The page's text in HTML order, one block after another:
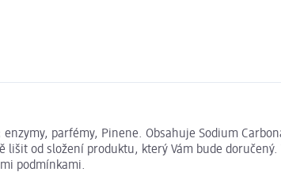
parfémy, Pinene. Obsahuje Sodium
od složení produktu, který Vám bude
podmínkami.